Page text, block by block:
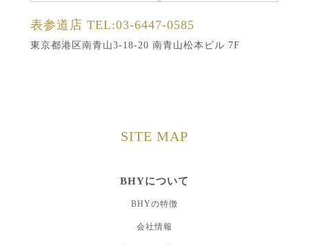
表参道店 TEL:03-6447-0585
東京都港区南青山3-18-20 南青山松本ビル 7F
SITE MAP
BHYについて
BHYの特徴
会社情報